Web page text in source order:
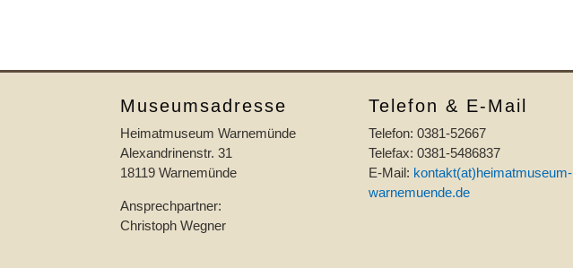
Museumsadresse
Heimatmuseum Warnemünde
Alexandrinenstr. 31
18119 Warnemünde
Ansprechpartner:
Christoph Wegner
Telefon & E-Mail
Telefon: 0381-52667
Telefax: 0381-5486837
E-Mail: kontakt(at)heimatmuseum-
warnemuende.de